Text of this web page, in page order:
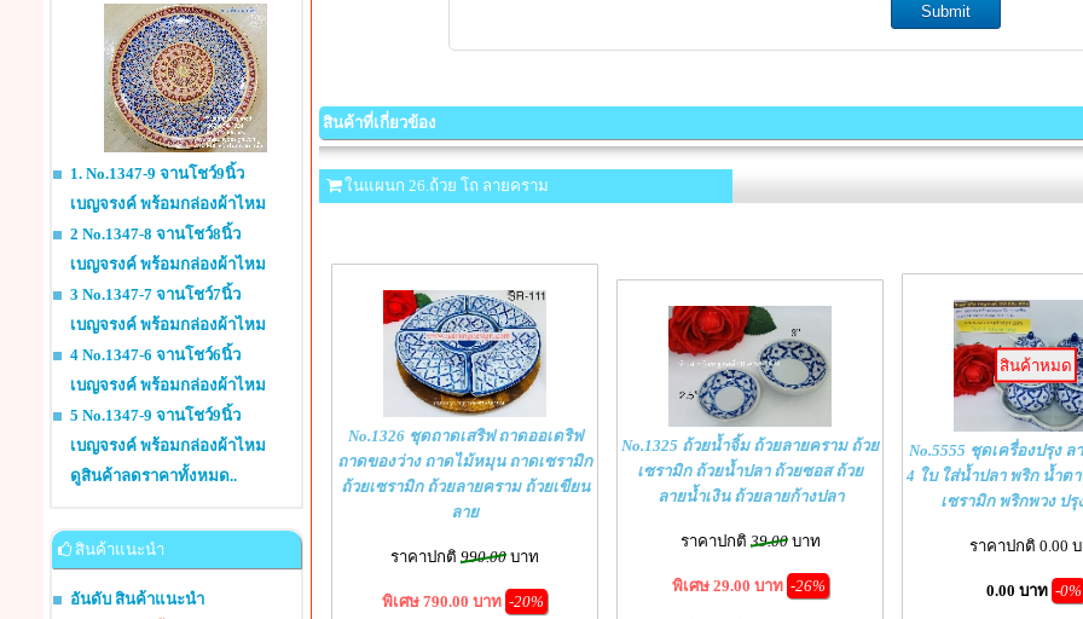
1. No.1347-9 จานโชว์9นิ้ว
เบญจรงค์ พร้อมกล่องผ้าไหม
2 No.1347-8 จานโชว์8นิ้ว
เบญจรงค์ พร้อมกล่องผ้าไหม
3 No.1347-7 จานโชว์7นิ้ว
เบญจรงค์ พร้อมกล่องผ้าไหม
4 No.1347-6 จานโชว์6นิ้ว
เบญจรงค์ พร้อมกล่องผ้าไหม
5 No.1347-9 จานโชว์9นิ้ว
เบญจรงค์ พร้อมกล่องผ้าไหม
ดูสินค้าลดราคาทั้งหมด..
สินค้าแนะนำ
อันดับ สินค้าแนะนำ
สินค้าที่เกี่ยวข้อง
ในแผนก 26.ถ้วย โถ ลายคราม
No.1326 ชุดถาดเสริฟ ถาดออเดริฟ
ถาดของว่าง ถาดไม้หมุน ถาดเซรามิก
ถ้วยเซรามิก ถ้วยลายคราม ถ้วยเขียน
ลาย
ราคาปกติ 990.00 บาท
พิเศษ 790.00 บาท -20%
No.1325 ถ้วยน้ำจิ้ม ถ้วยลายคราม ถ้วย
เซรามิก ถ้วยน้ำปลา ถ้วยซอส ถ้วย
ลายน้ำเงิน ถ้วยลายก้างปลา
ราคาปกติ 39.00บาท
พิเศษ 29.00 บาท -26%
สินค้าหมด
No.5555 ชุดเครื่องปรุง ล
4 ใบ ใส่น้ำปลา พริก น้ำต
เซรามิก พริกพวง ปรุ
ราคาปกติ 0.00
0.00 บาท -0%